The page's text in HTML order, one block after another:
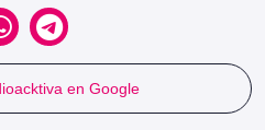
en Google